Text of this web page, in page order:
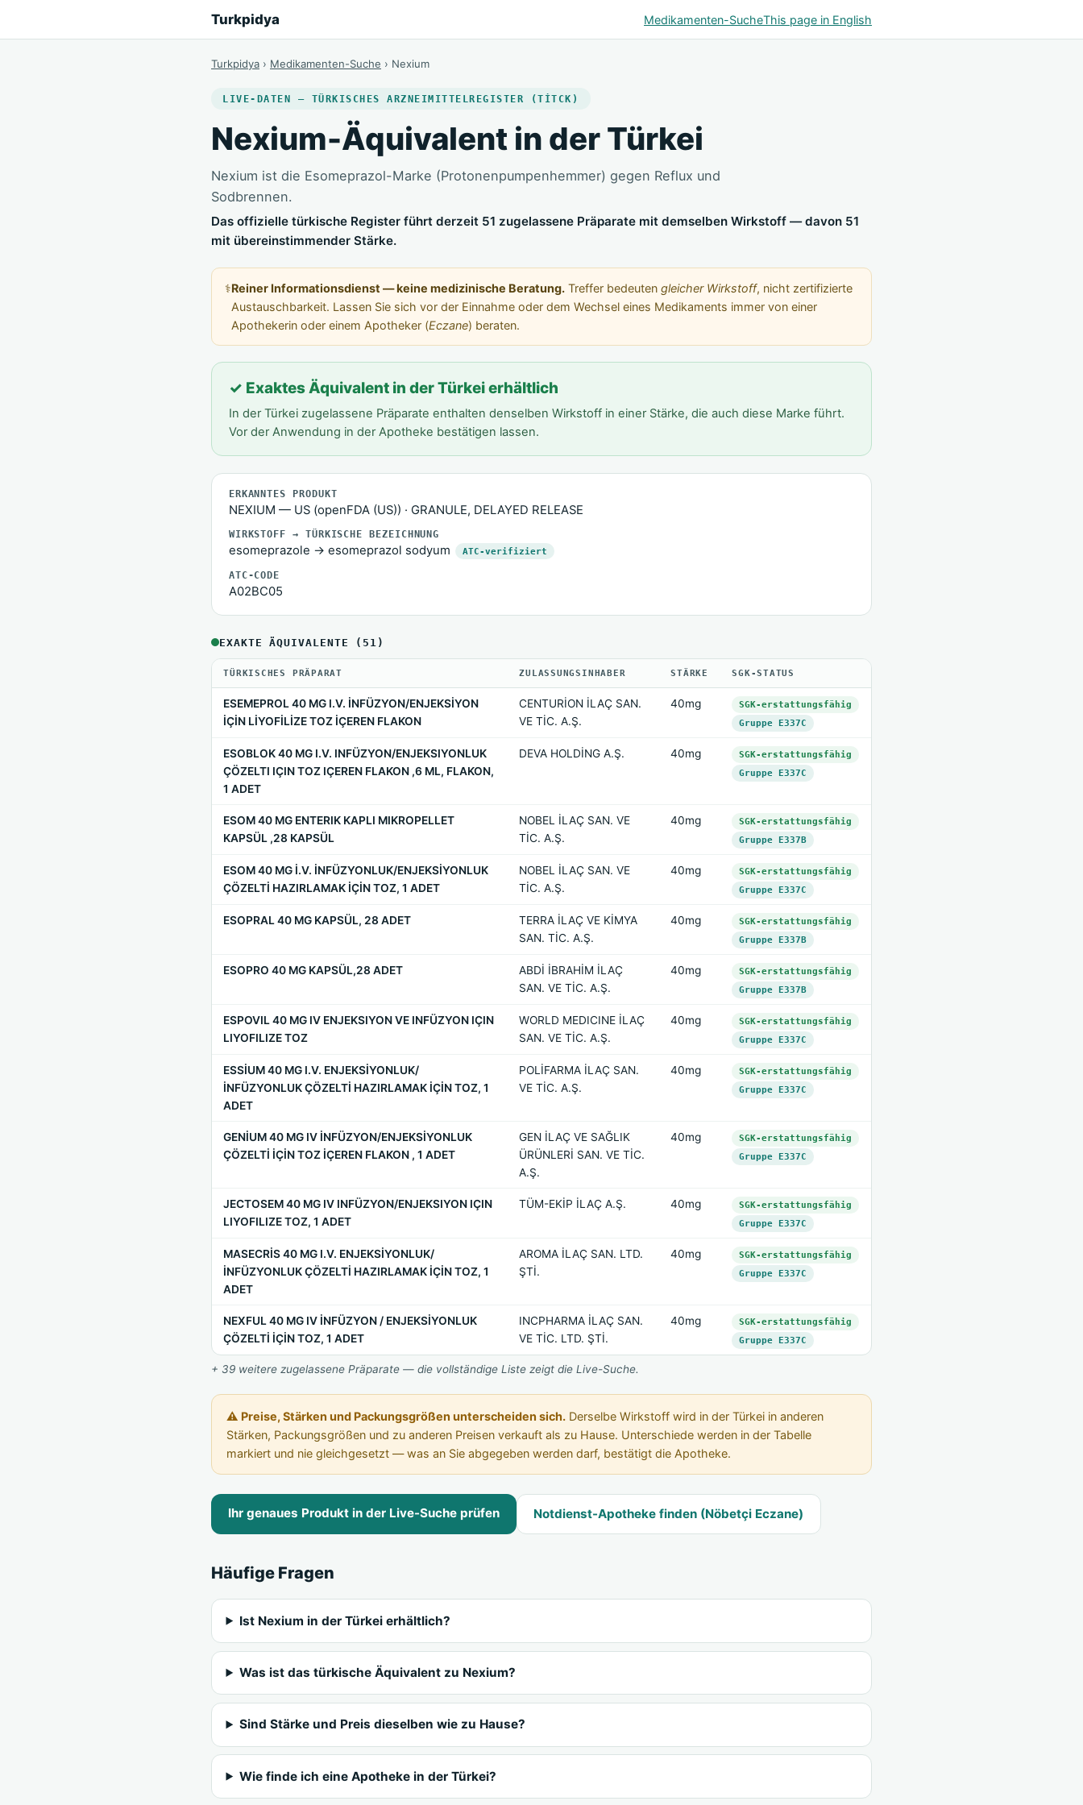
Turkpidya Medikamenten-SucheThis page in English
Turkpidya › Medikamenten-Suche › Nexium
LIVE-DATEN — TÜRKISCHES ARZNEIMITTELREGISTER (TİTCK)
Nexium-Äquivalent in der Türkei
Nexium ist die Esomeprazol-Marke (Protonenpumpenhemmer) gegen Reflux und
Sodbrennen.
Das offizielle türkische Register führt derzeit 51 zugelassene Präparate mit demselben Wirkstoff — davon 51
mit übereinstimmender Stärke.
⚕️Reiner Informationsdienst — keine medizinische Beratung. Treffer bedeuten gleicher Wirkstoff, nicht zertifizierte
Austauschbarkeit. Lassen Sie sich vor der Einnahme oder dem Wechsel eines Medikaments immer von einer
Apothekerin oder einem Apotheker (Eczane) beraten.
✓ Exaktes Äquivalent in der Türkei erhältlich
In der Türkei zugelassene Präparate enthalten denselben Wirkstoff in einer Stärke, die auch diese Marke führt.
Vor der Anwendung in der Apotheke bestätigen lassen.
ERKANNTES PRODUKT
NEXIUM — US (openFDA (US)) · GRANULE, DELAYED RELEASE
WIRKSTOFF → TÜRKISCHE BEZEICHNUNG
esomeprazole → esomeprazol sodyum ATC-verifiziert
ATC-CODE
A02BC05
EXAKTE ÄQUIVALENTE (51)
TÜRKISCHES PRÄPARAT ZULASSUNGSINHABER STÄRKE SGK-STATUS
ESEMEPROL 40 MG I.V. İNFÜZYON/ENJEKSİYON
İÇİN LİYOFİLİZE TOZ İÇEREN FLAKON
CENTURİON İLAÇ SAN.
VE TİC. A.Ş.
40mg
SGK-erstattungsfähig
Gruppe E337C
ESOBLOK 40 MG I.V. INFÜZYON/ENJEKSIYONLUK
ÇÖZELTI IÇIN TOZ IÇEREN FLAKON ,6 ML, FLAKON,
1 ADET
DEVA HOLDİNG A.Ş. 40mg
SGK-erstattungsfähig
Gruppe E337C
ESOM 40 MG ENTERIK KAPLI MIKROPELLET
KAPSÜL ,28 KAPSÜL
NOBEL İLAÇ SAN. VE
TİC. A.Ş.
40mg
SGK-erstattungsfähig
Gruppe E337B
ESOM 40 MG İ.V. İNFÜZYONLUK/ENJEKSİYONLUK
ÇÖZELTİ HAZIRLAMAK İÇİN TOZ, 1 ADET
NOBEL İLAÇ SAN. VE
TİC. A.Ş.
40mg
SGK-erstattungsfähig
Gruppe E337C
ESOPRAL 40 MG KAPSÜL, 28 ADET
TERRA İLAÇ VE KİMYA
SAN. TİC. A.Ş.
40mg
SGK-erstattungsfähig
Gruppe E337B
ESOPRO 40 MG KAPSÜL,28 ADET
ABDİ İBRAHİM İLAÇ
SAN. VE TİC. A.Ş.
40mg
SGK-erstattungsfähig
Gruppe E337B
ESPOVIL 40 MG IV ENJEKSIYON VE INFÜZYON IÇIN
LIYOFILIZE TOZ
WORLD MEDICINE İLAÇ
SAN. VE TİC. A.Ş.
40mg
SGK-erstattungsfähig
Gruppe E337C
ESSİUM 40 MG I.V. ENJEKSİYONLUK/
İNFÜZYONLUK ÇÖZELTİ HAZIRLAMAK İÇİN TOZ, 1
ADET
POLİFARMA İLAÇ SAN.
VE TİC. A.Ş.
40mg
SGK-erstattungsfähig
Gruppe E337C
GENİUM 40 MG IV İNFÜZYON/ENJEKSİYONLUK
ÇÖZELTİ İÇİN TOZ İÇEREN FLAKON , 1 ADET
GEN İLAÇ VE SAĞLIK
ÜRÜNLERİ SAN. VE TİC.
A.Ş.
40mg
SGK-erstattungsfähig
Gruppe E337C
JECTOSEM 40 MG IV INFÜZYON/ENJEKSIYON IÇIN
LIYOFILIZE TOZ, 1 ADET
TÜM-EKİP İLAÇ A.Ş. 40mg
SGK-erstattungsfähig
Gruppe E337C
MASECRİS 40 MG I.V. ENJEKSİYONLUK/
İNFÜZYONLUK ÇÖZELTİ HAZIRLAMAK İÇİN TOZ, 1
ADET
AROMA İLAÇ SAN. LTD.
ŞTİ.
40mg
SGK-erstattungsfähig
Gruppe E337C
NEXFUL 40 MG IV İNFÜZYON / ENJEKSİYONLUK
ÇÖZELTİ İÇİN TOZ, 1 ADET
INCPHARMA İLAÇ SAN.
VE TİC. LTD. ŞTİ.
40mg
SGK-erstattungsfähig
Gruppe E337C
+ 39 weitere zugelassene Präparate — die vollständige Liste zeigt die Live-Suche.
⚠ Preise, Stärken und Packungsgrößen unterscheiden sich.Derselbe Wirkstoff wird in der Türkei in anderen
Stärken, Packungsgrößen und zu anderen Preisen verkauft als zu Hause. Unterschiede werden in der Tabelle
markiert und nie gleichgesetzt — was an Sie abgegeben werden darf, bestätigt die Apotheke.
Ihr genaues Produkt in der Live-Suche prüfen Notdienst-Apotheke finden (Nöbetçi Eczane)
Häufige Fragen
Ist Nexium in der Türkei erhältlich?
Was ist das türkische Äquivalent zu Nexium?
Sind Stärke und Preis dieselben wie zu Hause?
Wie finde ich eine Apotheke in der Türkei?